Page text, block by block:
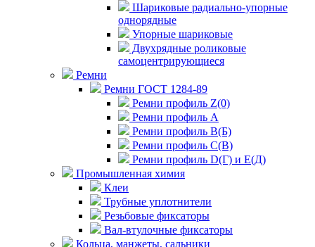
Шариковые радиально-упорные
однорядные
Упорные шариковые
Двухрядные роликовые
самоцентрирующиеся
Ремни
Ремни ГОСТ 1284-89
Ремни профиль Z(0)
Ремни профиль А
Ремни профиль В(Б)
Ремни профиль С(В)
Ремни профиль D(Г) и E(Д)
Промышленная химия
Клеи
Трубные уплотнители
Резьбовые фиксаторы
Вал-втулочные фиксаторы
Кольца, манжеты, сальники